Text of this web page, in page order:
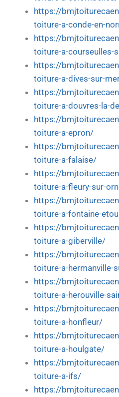
https://
toiture-a-conde-en-
https://
toiture-a-courseulles-
https://
toiture-a-dives-sur-
https://
toiture-a-douvres-la-
https://
toiture-a-epron/
https://
toiture-a-falaise/
https://
toiture-a-fleury-sur-
https://
toiture-a-fontaine-
https://
toiture-a-giberville/
https://
toiture-a-hermanville-
https://
toiture-a-herouville-
https://
toiture-a-honfleur/
https://
toiture-a-houlgate/
https://
toiture-a-ifs/
https://